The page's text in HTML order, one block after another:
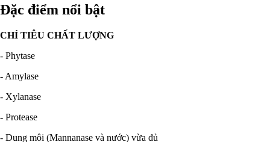
Đặc điểm nổi bật
CHỈ TIÊU CHẤT LƯỢNG
- Phytase
- Amylase
- Xylanase
- Protease
- Dung môi (Mannanase và nước) vừa đủ